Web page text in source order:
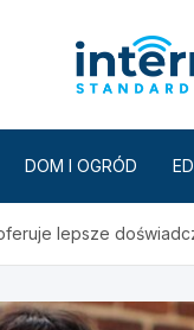
DOM I OGRÓD
lepsze